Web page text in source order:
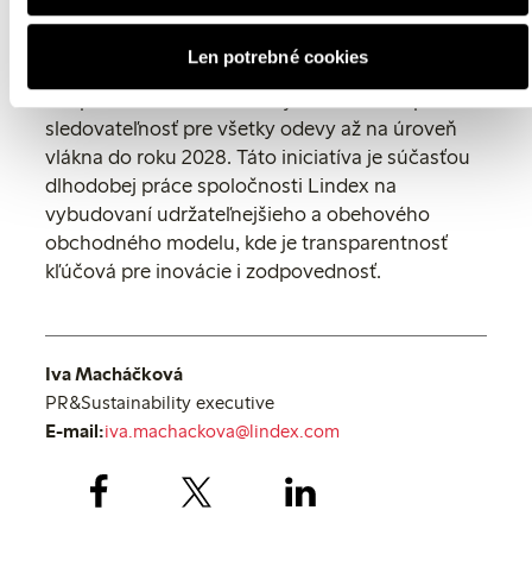
Len potrebné cookies
odhodlaná viesť cestu v prechode na obehové
hospodárstvo a vytvárať pozitívny vplyv v celom
svojom hodnotovom reťazci. Okrem iných cieľov
sledovateľnosť pre všetky odevy až na úroveň
vlákna do roku 2028. Táto iniciatíva je súčasťou
dlhodobej práce spoločnosti Lindex na
vybudovaní udržateľnejšieho a obehového
obchodného modelu, kde je transparentnosť
kľúčová pre inovácie i zodpovednosť.
Iva Macháčková
PR&Sustainability executive
E-mail:iva.machackova@lindex.com